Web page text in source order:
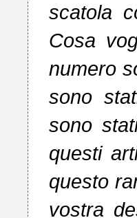
scatola
Cosa
numero
sono
sono
questi
questo
vostra